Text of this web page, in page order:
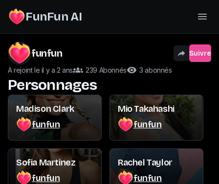
FunFun AI
funfun Suivre
A rejoint le il y a 2 ans 239 Abonnés 3 abonnés
Personnages
Madison Clark
funfun
Mio Takahashi
funfun
Sofia Martinez
funfun
Rachel Taylor
funfun